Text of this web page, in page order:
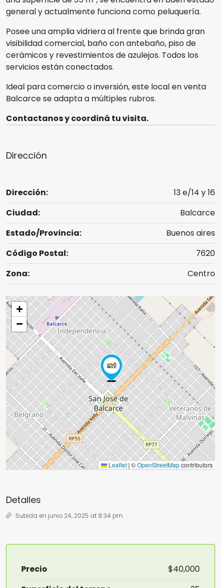
general y actualmente funciona como peluquería.
Posee una amplia vidriera al frente que brinda gran
visibilidad comercial, baño con antebaño, piso de
cerámicos y revestimientos de azulejos. Todos los
servicios están conectados.
Ideal para comercio o inversión, este local en venta
Balcarce se adapta a múltiples rubros.
Contactanos y coordiná tu visita.
Dirección
Dirección:
13 e/14 y 16
Ciudad:
Balcarce
Estado/Provincia:
Buenos aires
Código Postal:
7620
Zona:
Centro
+
−
Leaflet | ©OpenStreetMapcontributors
Detalles
Subida en junio 24, 2025 at 8:34 pm
Precio
$40,000